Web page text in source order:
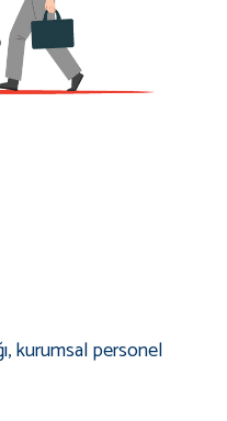
kurumsal personel